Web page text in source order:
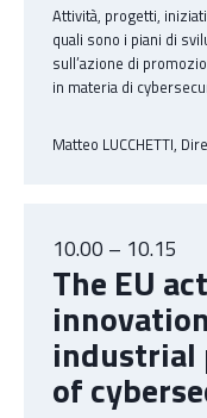
Attività, progetti,
quali sono i piani di
sull’azione di
in materia di
Matteo LUCCHETTI,
10.00 – 10.15
The EU
industrial
of